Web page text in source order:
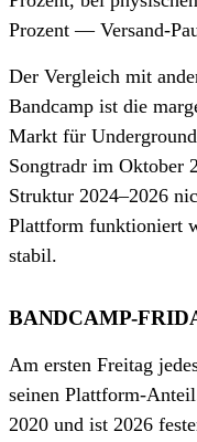
Prozent — Versand-
Der Vergleich mit
Bandcamp ist die
Markt für
Songtradr im Oktober
Struktur 2024–2026
Plattform funktioniert
stabil.
BANDCAMP-
Am ersten Freitag
seinen Plattform-
2020 und ist 2026